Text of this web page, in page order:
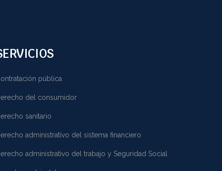
pública
del consumidor
sanitario
administrativo del sistema financiero
administrativo del trabajo y Seguridad Social